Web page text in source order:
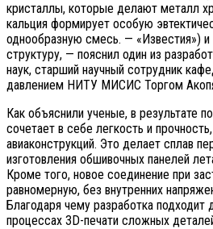
кристаллы, которые делают металл
кальция формирует особую
однообразную смесь. — «Известия») и
структуру, — пояснил один из
наук, старший научный сотрудник
давлением НИТУ МИСИС Торгом
Как объяснили ученые, в результате
сочетает в себе легкость и
авиаконструкций. Это делает сплав
изготовления обшивочных панелей
Кроме того, новое соединение при
равномерную, без внутренних
Благодаря чему разработка подходит
процессах 3D-печати сложных